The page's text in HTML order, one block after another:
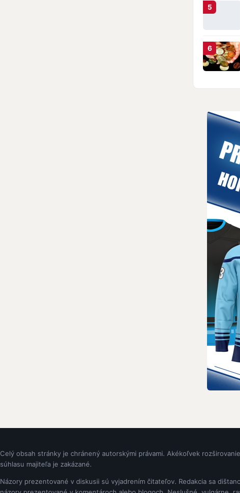
Celý obsah stránky je chránený autorskými právami. Akékoľvek
súhlasu majiteľa je zakázané.
Názory prezentované v diskusii sú vyjadrením čitateľov. Redakcia sa